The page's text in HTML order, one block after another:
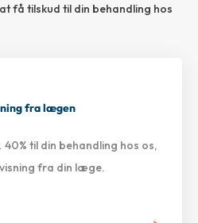
få tilskud til din behandling hos
fra lægen
til din behandling hos os,
fra din læge.